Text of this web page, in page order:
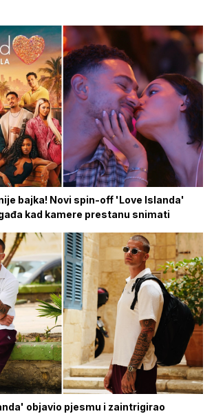
bajka! Novi spin-off 'Love Islanda'
kad kamere prestanu snimati
objavio pjesmu i zaintrigirao